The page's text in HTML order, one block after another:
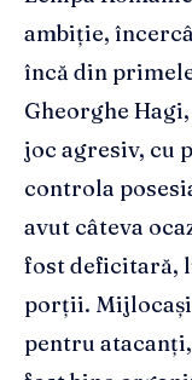
ambiție,
încă din
Gheorghe
joc agresiv, cu
controla
avut câteva
fost deficitară,
porții.
pentru